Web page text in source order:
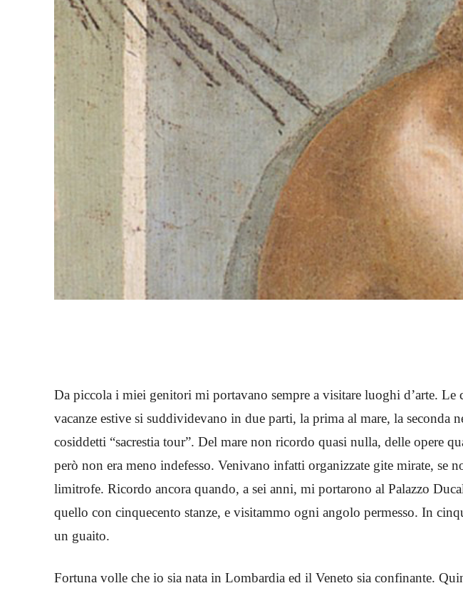
Da piccola i miei genitori mi portavano sempre a visitare luoghi d’arte. Le
vacanze estive si suddividevano in due parti, la prima al mare, la seconda
cosiddetti “sacrestia tour”. Del mare non ricordo quasi nulla, delle opere
però non era meno indefesso. Venivano infatti organizzate gite mirate, se
limitrofe. Ricordo ancora quando, a sei anni, mi portarono al Palazzo
quello con cinquecento stanze, e visitammo ogni angolo permesso. In
un guaito.
Fortuna volle che io sia nata in Lombardia ed il Veneto sia confinante.